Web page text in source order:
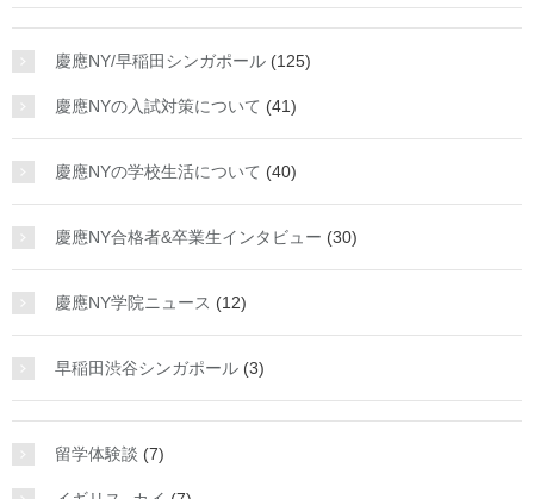
慶應NY/早稲田シンガポール (125)
慶應NYの入試対策について (41)
慶應NYの学校生活について (40)
慶應NY合格者&卒業生インタビュー (30)
慶應NY学院ニュース (12)
早稲田渋谷シンガポール (3)
留学体験談 (7)